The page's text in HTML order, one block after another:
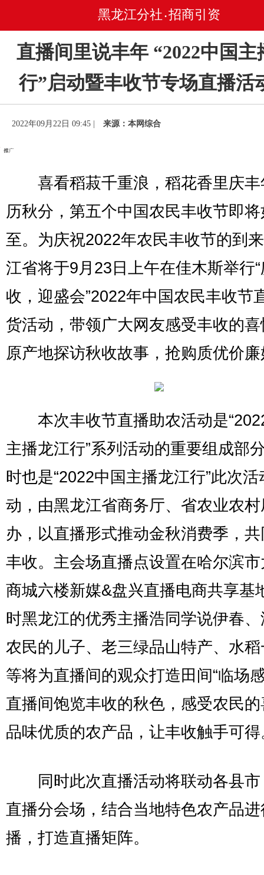
黑龙江分社 • 招商引资
直播间里说丰年 “2022中国主
行”启动暨丰收节专场直播活
2022年09月22日 09:45 | 来源：本网综合
喜看稻菽千重浪，稻花香里庆丰
历秋分，第五个中国农民丰收节即
至。为庆祝2022年农民丰收节的到
江省将于9月23日上午在佳木斯举行
收，迎盛会”2022年中国农民丰收节
货活动，带领广大网友感受丰收的
原产地探访秋收故事，抢购质优价
本次丰收节直播助农活动是
主播龙江行”系列活动的重要组成部
时也是“2022中国主播龙江行”此次
动，由黑龙江省商务厅、省农业农
办，以直播形式推动金秋消费季，
丰收。主会场直播点设置在哈尔滨
商城六楼新媒&盘兴直播电商共享基
时黑龙江的优秀主播浩同学说伊春
农民的儿子、老三绿品山特产、水
等将为直播间的观众打造田间“临场
直播间饱览丰收的秋色，感受农民
品味优质的农产品，让丰收触手可得
同时此次直播活动将联动各县市
直播分会场，结合当地特色农产品
播，打造直播矩阵。